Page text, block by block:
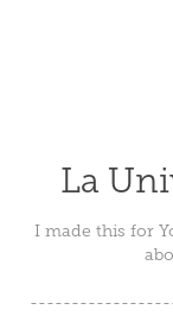
La
I made this for